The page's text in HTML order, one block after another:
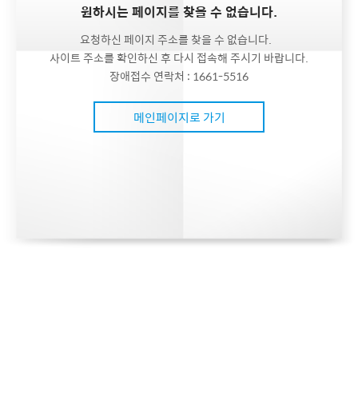
원하시는 페이지를 찾을 수 없습니다.
요청하신 페이지 주소를 찾을 수 없습니다.
사이트 주소를 확인하신 후 다시 접속해 주시기 바랍니다.
장애접수 연락처 : 1661-5516
메인페이지로 가기